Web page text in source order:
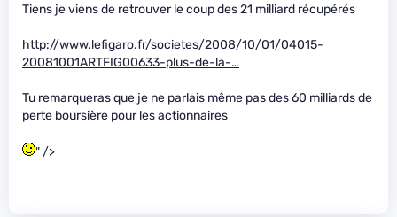
Tiens je viens de retrouver le coup des 21 milliard récupérés
http://www.lefigaro.fr/societes/2008/10/01/04015-
20081001ARTFIG00633-plus-de-la-…
Tu remarqueras que je ne parlais même pas des 60 milliards de
perte boursière pour les actionnaires
" />